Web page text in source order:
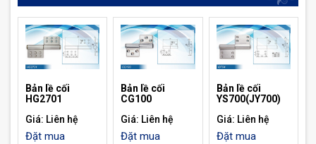
Bản lề cối
HG2701
Giá: Liên hệ
Đặt mua
Bản lề cối
CG100
Giá: Liên hệ
Đặt mua
Bản lề cối
YS700(JY700)
Giá: Liên hệ
Đặt mua